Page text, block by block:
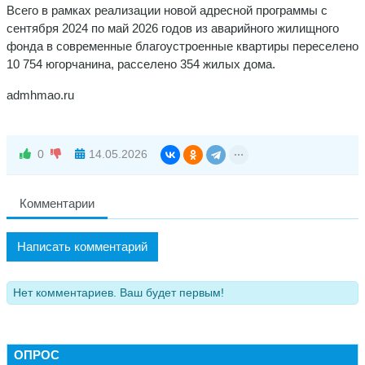
Всего в рамках реализации новой адресной программы с
сентября 2024 по май 2026 годов из аварийного жилищного
фонда в современные благоустроенные квартиры переселено
10 754 югорчанина, расселено 354 жилых дома.
admhmao.ru
0 14.05.2026
Комментарии
Написать комментарий
Нет комментариев. Ваш будет первым!
ОПРОС